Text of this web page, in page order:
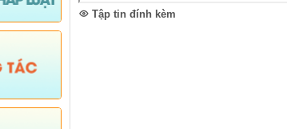
Tập tin đính kèm